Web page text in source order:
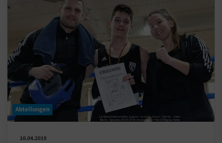
Abteilungen
10.04.2019